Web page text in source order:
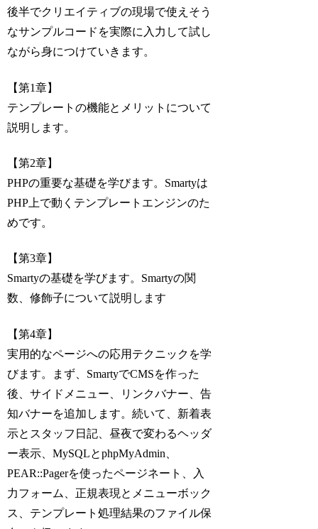
後半でクリエイティブの現場で使えそう
なサンプルコードを実際に入力して試し
ながら身につけていきます。
【第1章】
テンプレートの機能とメリットについて
説明します。
【第2章】
PHPの重要な基礎を学びます。Smartyは
PHP上で動くテンプレートエンジンのた
めです。
【第3章】
Smartyの基礎を学びます。Smartyの関
数、修飾子について説明します
【第4章】
実用的なページへの応用テクニックを学
びます。まず、SmartyでCMSを作った
後、サイドメニュー、リンクバナー、告
知バナーを追加します。続いて、新着表
示とスタッフ日記、昼夜で変わるヘッダ
ー表示、MySQLとphpMyAdmin、
PEAR::Pagerを使ったページネート、入
力フォーム、正規表現とメニューボック
ス、テンプレート処理結果のファイル保